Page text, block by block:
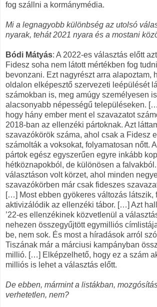
fog szállni a kormánymédia.
Mi a legnagyobb különbség az utolsó
nyarak, tehát 2021 nyara és a mostani
Bódi Mátyás: A 2022-es választás előtt
Fidesz soha nem látott mértékben fog
bevonzani. Ezt nagyrészt arra alapoztam,
oldalon elképesztő szervezeti leépülését
számokban is, meg amúgy személyesen
alacsonyabb népességű településeken.
hogy hány ember ment el szavazatot
2018-ban az ellenzéki pártoknak. Azt
szavazókörök száma, ahol csak a Fidesz
számolták a voksokat, folyamatosan nőtt.
pártok egész egyszerűen egyre inkább
hétköznapokból, de különösen a falvakból.
választáson volt körzet, ahol minden
szavazókörben már csak fideszes
[…] Most ebben gyökeres változás látszik,
aktivizálódik az ellenzéki tábor. […] Azt
’22-es ellenzékinek közvetlenül a
nehezen összegyűjtött egymilliós
be, nem sok. És most a híradások arról
Tiszának már a márciusi kampányban
millió. […] Elképzelhető, hogy ez a szám
milliós is lehet a választás előtt.
De ebben, mármint a listákban,
verhetetlen, nem?